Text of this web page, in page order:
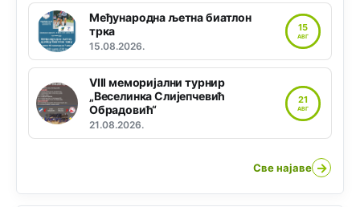
Међународна љетна биатлон
трка
15.08.2026.
15
АВГ
VIII меморијални турнир
„Веселинка Слијепчевић
Обрадовић“
21.08.2026.
21
АВГ
Све најаве →